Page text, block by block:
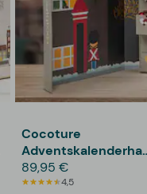
Cocoture
765 Gramm
89,95 €
4,5